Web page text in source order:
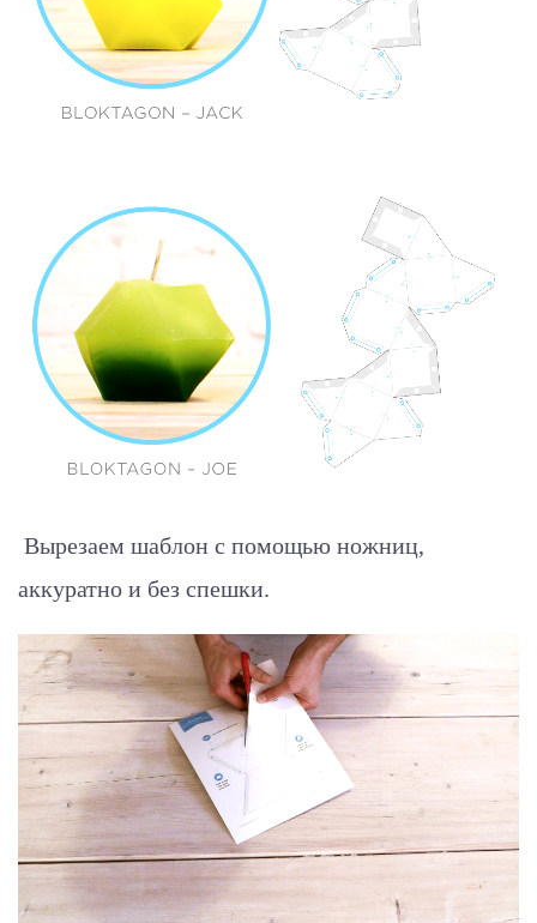
Вырезаем шаблон с помощью ножниц,
аккуратно и без спешки.